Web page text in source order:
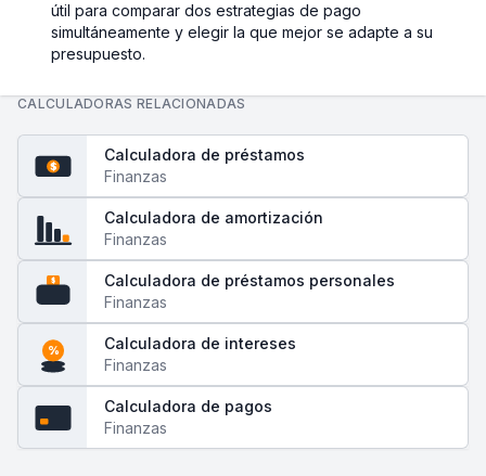
útil para comparar dos estrategias de pago
simultáneamente y elegir la que mejor se adapte a su
presupuesto.
CALCULADORAS RELACIONADAS
$
Calculadora de préstamos
Finanzas
Calculadora de amortización
Finanzas
$
Calculadora de préstamos personales
Finanzas
%
Calculadora de intereses
Finanzas
Calculadora de pagos
Finanzas